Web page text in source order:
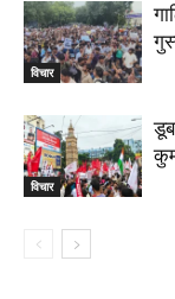
विचार
विचार